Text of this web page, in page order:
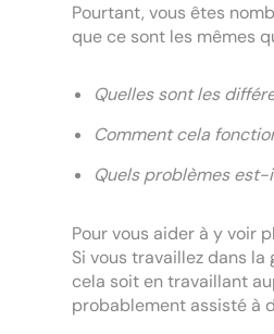
Pourtant, vous êtes
que ce sont les mêmes
Quelles sont les
Comment cela
Quels problèmes
Pour vous aider à y voir
Si vous travaillez dans
cela soit en travaillant
probablement assisté à